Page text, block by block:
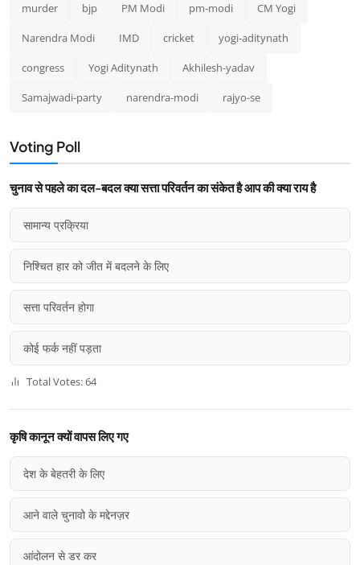
murder bjp PM Modi pm-modi CM Yogi
Narendra Modi IMD cricket yogi-aditynath
congress Yogi Aditynath Akhilesh-yadav
Samajwadi-party narendra-modi rajyo-se
Voting Poll
चुनाव से पहले का दल-बदल क्या सत्ता परिवर्तन का संकेत है आप की क्या राय है
सामान्य प्रक्रिया
निश्चित हार को जीत में बदलने के लिए
सत्ता परिवर्तन होगा
कोई फर्क नहीं पड़ता
Total Votes: 64
कृषि कानून क्यों वापस लिए गए
देश के बेहतरी के लिए
आने वाले चुनावो के मद्देनज़र
आंदोलन से डर कर